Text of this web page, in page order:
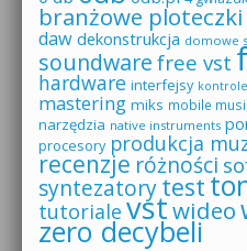
branżowe
daw dekonstrukcja domowe
soundware free vst
hardware interfejsy
mastering miks mobile
narzędzia native instruments
procesory produkcja
recenzje różności
syntezatorytest
tutoriale vstwideo
zero decybeli